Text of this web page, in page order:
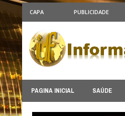
CAPA PUBLICIDADE
PAGINA INICIAL SAÚDE